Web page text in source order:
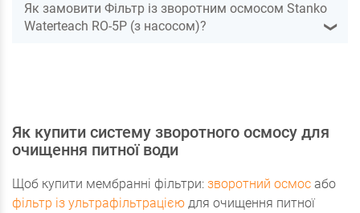
Як замовити Фільтр із зворотним осмосом Stanko
Waterteach RO-5P (з насосом)?
❯
Як купити систему зворотного осмосу для
очищення питної води
Щоб купити мембранні фільтри: зворотний осмос або
фільтр із ультрафільтрацією для очищення питної